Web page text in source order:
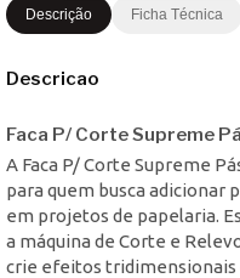
Descrição Ficha Técnica
Descricao
Faca P/ Corte Supreme
A Faca P/ Corte Supreme
para quem busca adicionar
em projetos de papelaria.
a máquina de Corte e
crie efeitos tridimensionais